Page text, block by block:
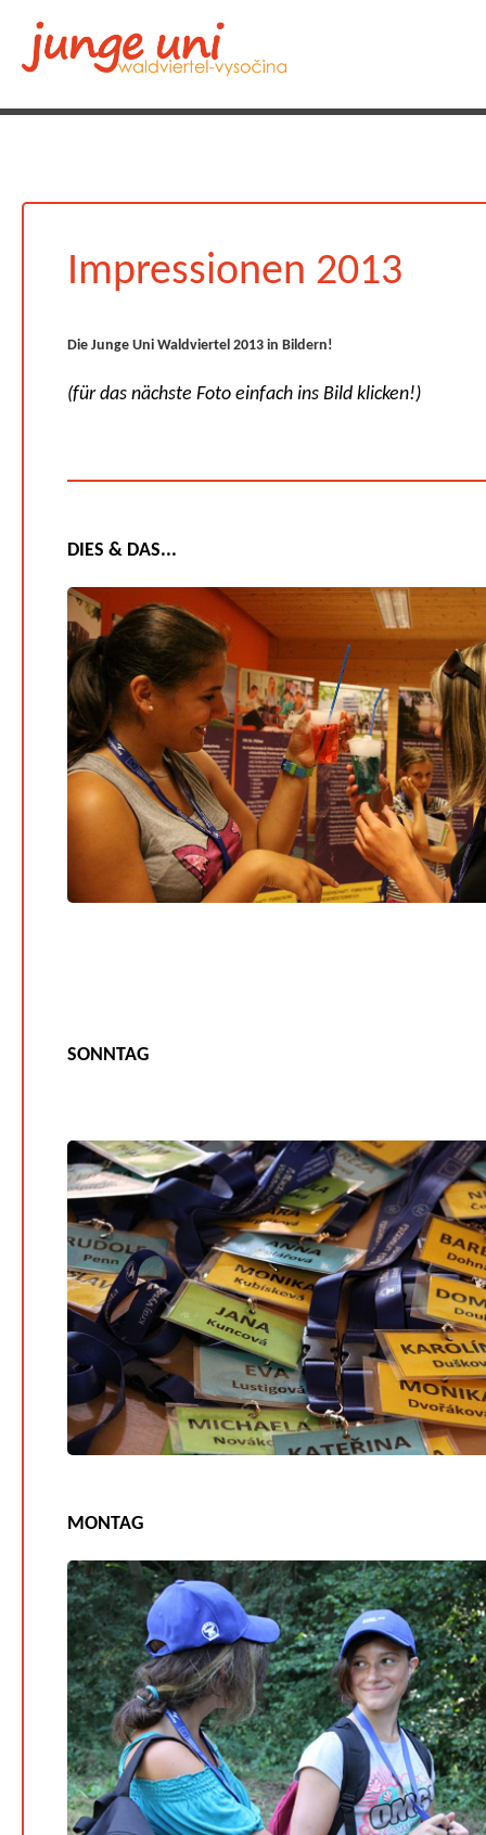
Impressionen 2013
Die Junge Uni Waldviertel 2013 in Bildern!
(für das nächste Foto einfach ins Bild klicken!)
DIES & DAS...
SONNTAG
MONTAG